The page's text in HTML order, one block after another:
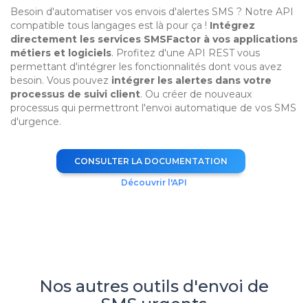
Besoin d'automatiser vos envois d'alertes SMS ? Notre API
compatible tous langages est là pour ça ! Intégrez
directement les services SMSFactor à vos applications
métiers et logiciels. Profitez d'une API REST vous
permettant d'intégrer les fonctionnalités dont vous avez
besoin. Vous pouvez intégrer les alertes dans votre
processus de suivi client. Ou créer de nouveaux
processus qui permettront l'envoi automatique de vos SMS
d'urgence.
CONSULTER LA DOCUMENTATION
Découvrir l'API
Nos autres outils d'envoi de